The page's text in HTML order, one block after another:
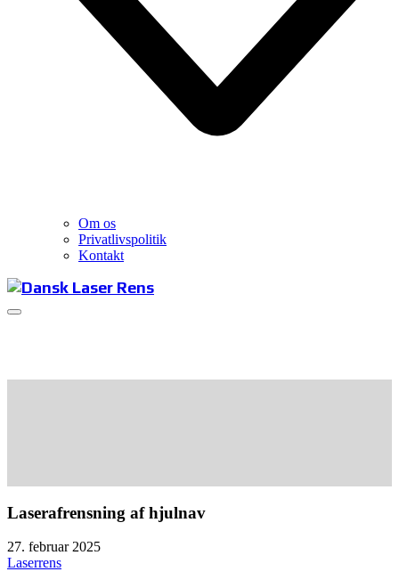
Om os
Privatlivspolitik
Kontakt
Laserafrensning af hjulnav
27. februar 2025
Laserrens